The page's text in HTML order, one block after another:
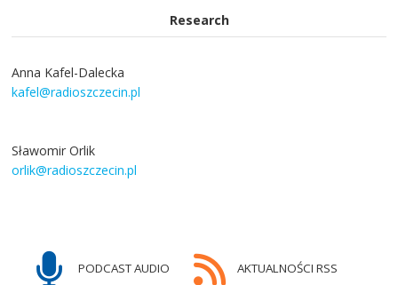
Research
Anna Kafel-Dalecka
kafel@radioszczecin.pl
Sławomir Orlik
orlik@radioszczecin.pl
PODCAST AUDIO AKTUALNOŚCI RSS